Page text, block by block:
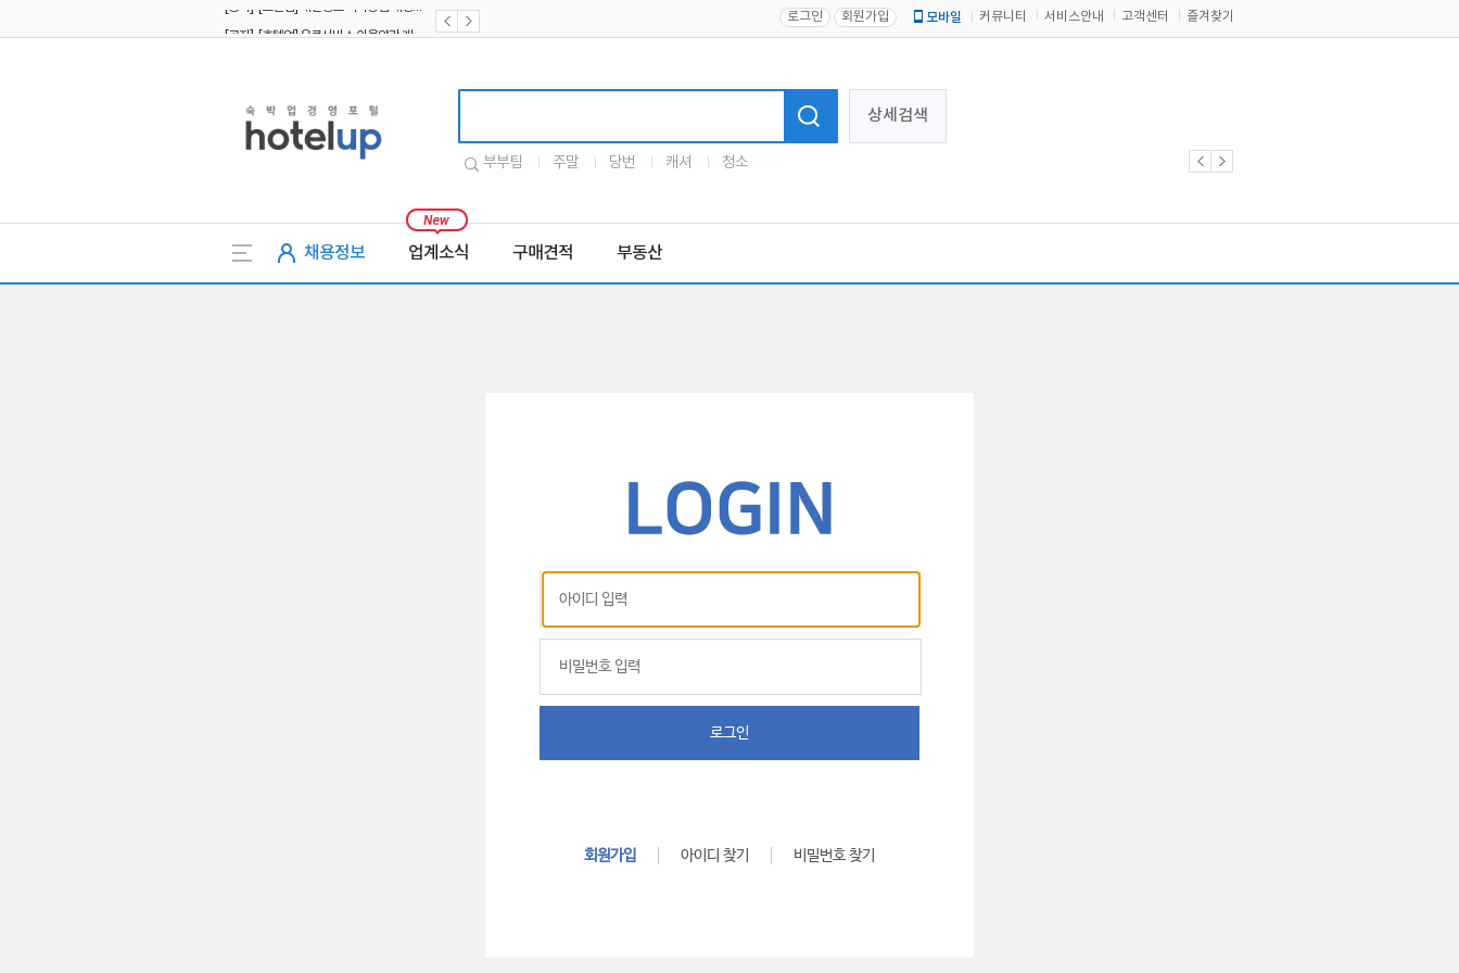
로그인 회원가입 모바일 커뮤니티 서비스안내 고객센터 즐겨찾기
상세검색
부부팀 주말 당번 캐셔 청소
채용정보 업계소식 구매견적 부동산
로그인
회원가입 아이디 찾기 비밀번호 찾기